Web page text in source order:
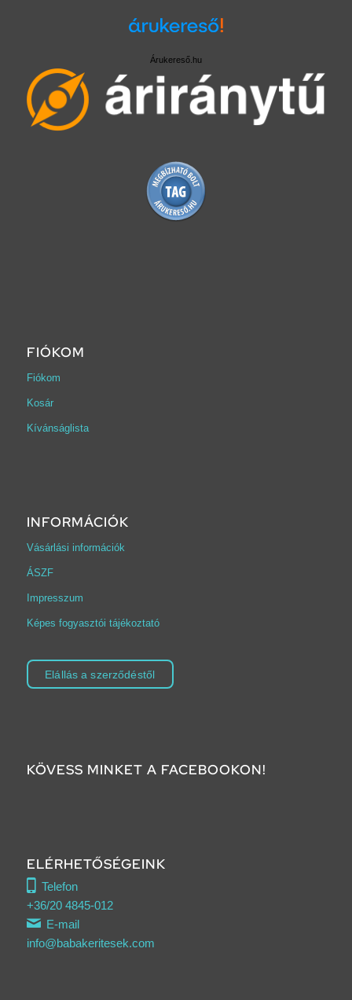
Árukereső.hu
FIÓKOM
Fiókom
Kosár
Kívánságlista
INFORMÁCIÓK
Vásárlási információk
ÁSZF
Impresszum
Képes fogyasztói tájékoztató
Elállás a szerződéstől
KÖVESS MINKET A FACEBOOKON!
Click to accept marketing cookies and
ELÉRHETŐSÉGEINK
Telefon
+36/20 4845-012
E-mail
info@babakeritesek.com